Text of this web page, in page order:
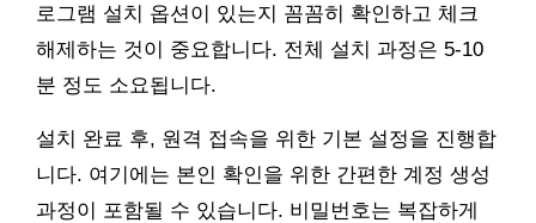
로그램 설치 옵션이 있는지 꼼꼼히 확인하고 체크
해제하는 것이 중요합니다. 전체 설치 과정은 5-10
분 정도 소요됩니다.
설치 완료 후, 원격 접속을 위한 기본 설정을 진행합
니다. 여기에는 본인 확인을 위한 간편한 계정 생성
과정이 포함될 수 있습니다. 비밀번호는 복잡하게